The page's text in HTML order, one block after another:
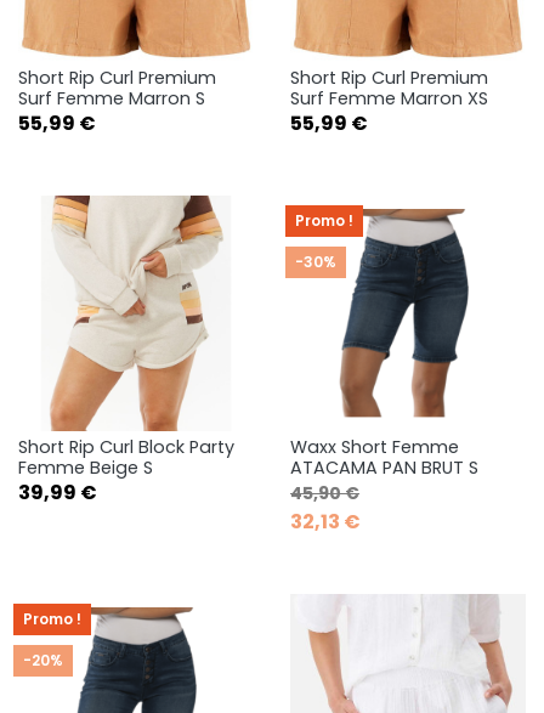
Short Rip Curl Premium
Surf Femme Marron S
Prix
55,99 €
Short Rip Curl Premium
Surf Femme Marron XS
Prix
55,99 €
Short Rip Curl Block Party
Femme Beige S
Prix
39,99 €
Waxx Short Femme
ATACAMA PAN BRUT S
Prix de base
45,90 €Prix
32,13 €
Promo !
-30%
Promo !
-20%